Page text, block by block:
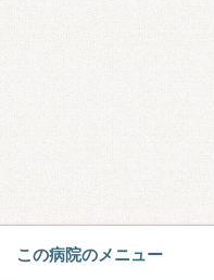
この病院のメニュー